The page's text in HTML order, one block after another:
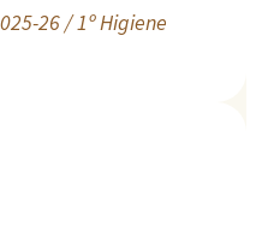
26 / 1º Higiene